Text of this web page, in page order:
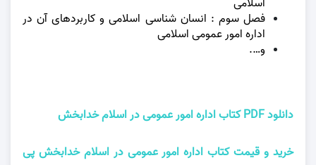
فصل سوم : انسان‌ شناسی اسلامی و کاربردهای آن در
اداره امور عمومی اسلامی
و….
دانلود PDF کتاب اداره امور عمومی در اسلام خدابخش
خرید و قیمت کتاب اداره امور عمومی در اسلام خدابخش پی